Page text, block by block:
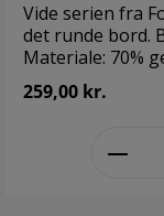
Vide serien fra
det runde bord. Brand: Fondaco Størrelse: Ø160 cm
Materiale: 70% genanvendt bomuld, 30% genanvendt
polyester
259,00 kr.